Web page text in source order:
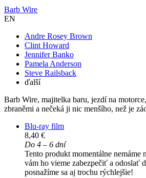
Barb Wire
EN
Andre Rosey Brown
Clint Howard
Jennifer Banko
Pamela Anderson
Steve Railsback
ďalší
Barb Wire, majitelka baru, jezdí na
zbraněmi a nečeká ji nic menšího, než je
Blu-ray film
8,40 €
Do 4 – 6 dní
Tento produkt momentálne nemáme
vám ho vieme zabezpečiť a odoslať
posnažíme sa aj trochu rýchlejšie!